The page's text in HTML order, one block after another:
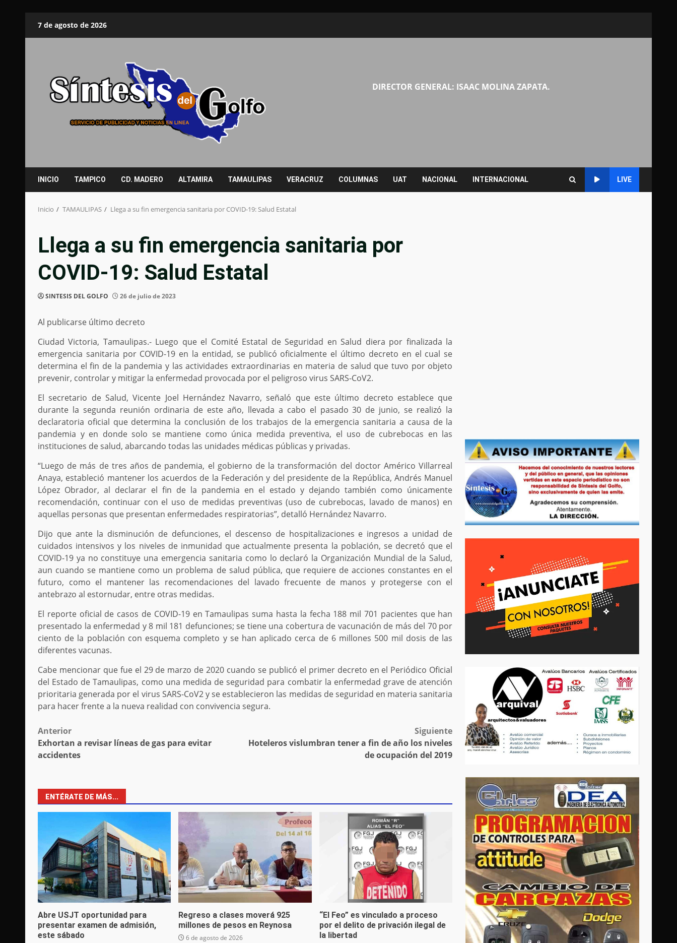
7 de agosto de 2026
DIRECTOR GENERAL: ISAAC MOLINA ZAPATA.
INICIO TAMPICO CD. MADERO ALTAMIRA TAMAULIPAS VERACRUZ COLUMNAS UAT NACIONAL INTERNACIONAL LIVE
Inicio TAMAULIPAS Llega a su fin emergencia sanitaria por COVID-19: Salud Estatal
Llega a su fin emergencia sanitaria por
COVID-19: Salud Estatal
SINTESIS DEL GOLFO 26 de julio de 2023
Al publicarse último decreto
Ciudad Victoria, Tamaulipas.- Luego que el Comité Estatal de Seguridad en Salud diera por finalizada la
emergencia sanitaria por COVID-19 en la entidad, se publicó oficialmente el último decreto en el cual se
determina el fin de la pandemia y las actividades extraordinarias en materia de salud que tuvo por objeto
prevenir, controlar y mitigar la enfermedad provocada por el peligroso virus SARS-CoV2.
El secretario de Salud, Vicente Joel Hernández Navarro, señaló que este último decreto establece que
durante la segunda reunión ordinaria de este año, llevada a cabo el pasado 30 de junio, se realizó la
declaratoria oficial que determina la conclusión de los trabajos de la emergencia sanitaria a causa de la
pandemia y en donde solo se mantiene como única medida preventiva, el uso de cubrebocas en las
instituciones de salud, abarcando todas las unidades médicas públicas y privadas.
“Luego de más de tres años de pandemia, el gobierno de la transformación del doctor Américo Villarreal
Anaya, estableció mantener los acuerdos de la Federación y del presidente de la República, Andrés Manuel
López Obrador, al declarar el fin de la pandemia en el estado y dejando también como únicamente
recomendación, continuar con el uso de medidas preventivas (uso de cubrebocas, lavado de manos) en
aquellas personas que presentan enfermedades respiratorias”, detalló Hernández Navarro.
Dijo que ante la disminución de defunciones, el descenso de hospitalizaciones e ingresos a unidad de
cuidados intensivos y los niveles de inmunidad que actualmente presenta la población, se decretó que el
COVID-19 ya no constituye una emergencia sanitaria como lo declaró la Organización Mundial de la Salud,
aun cuando se mantiene como un problema de salud pública, que requiere de acciones constantes en el
futuro, como el mantener las recomendaciones del lavado frecuente de manos y protegerse con el
antebrazo al estornudar, entre otras medidas.
El reporte oficial de casos de COVID-19 en Tamaulipas suma hasta la fecha 188 mil 701 pacientes que han
presentado la enfermedad y 8 mil 181 defunciones; se tiene una cobertura de vacunación de más del 70 por
ciento de la población con esquema completo y se han aplicado cerca de 6 millones 500 mil dosis de las
diferentes vacunas.
Cabe mencionar que fue el 29 de marzo de 2020 cuando se publicó el primer decreto en el Periódico Oficial
del Estado de Tamaulipas, como una medida de seguridad para combatir la enfermedad grave de atención
prioritaria generada por el virus SARS-CoV2 y se establecieron las medidas de seguridad en materia sanitaria
para hacer frente a la nueva realidad con convivencia segura.
Post
navigation
Anterior
Exhortan a revisar líneas de gas para evitar
accidentes
Siguiente
Hoteleros vislumbran tener a fin de año los niveles
de ocupación del 2019
ENTÉRATE DE MÁS...
Abre USJT oportunidad para
presentar examen de admisión,
este sábado
Regreso a clases moverá 925
millones de pesos en Reynosa
6 de agosto de 2026
“El Feo” es vinculado a proceso
por el delito de privación ilegal de
la libertad